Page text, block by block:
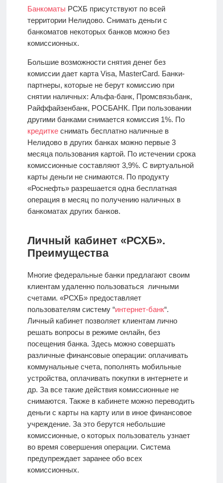
Банкоматы РСХБ присутствуют по всей
территории Нелидово. Снимать деньги с
банкоматов некоторых банков можно без
комиссионных.
Большие возможности снятия денег без
комиссии дает карта Visa, MasterCard. Банки-
партнеры, которые не берут комиссию при
снятии наличных: Альфа-банк, Промсвязьбанк,
Райффайзенбанк, РОСБАНК. При пользовании
другими банками снимается комиссия 1%. По
кредиткеснимать бесплатно наличные в
Нелидово в других банках можно первые 3
месяца пользования картой. По истечении срока
комиссионные составляют 3,9%. С виртуальной
карты деньги не снимаются. По продукту
«Роснефть» разрешается одна бесплатная
операция в месяц по получению наличных в
банкоматах других банков.
Личный кабинет «РСХБ».
Преимущества
Многие федеральные банки предлагают своим
клиентам удаленно пользоваться личными
счетами. «РСХБ» предоставляет
пользователям систему “интернет-банк“.
Личный кабинет позволяет клиентам лично
решать вопросы в режиме онлайн, без
посещения банка. Здесь можно совершать
различные финансовые операции: оплачивать
коммунальные счета, пополнять мобильные
устройства, оплачивать покупки в интернете и
др. За все такие действия комиссионные не
снимаются. Также в кабинете можно переводить
деньги с карты на карту или в иное финансовое
учреждение. За это берутся небольшие
комиссионные, о которых пользователь узнает
во время совершения операции. Система
предупреждает заранее обо всех
комиссионных.